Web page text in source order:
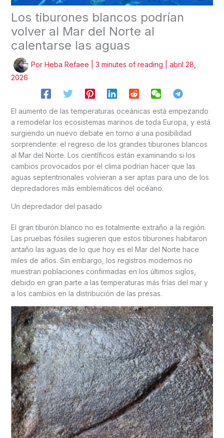
Los tiburones blancos podrían
volver al Mar del Norte al
calentarse las aguas
Por Heba Refaee 3 minutes of reading
abril 28,
2026
El aumento de las temperaturas oceánicas está empezando
a remodelar los ecosistemas marinos de toda Europa, y está
surgiendo un nuevo debate en torno a una posibilidad
sorprendente: el regreso de los grandes tiburones blancos
al Mar del Norte. Los científicos están examinando si los
cambios provocados por el clima podrían hacer que las
aguas septentrionales volvieran a ser aptas para uno de los
depredadores más emblemáticos del océano.
Un depredador del pasado
El gran tiburón blanco no es totalmente extraño a la región.
Las pruebas fósiles sugieren que estos tiburones habitaron
antaño las aguas de lo que hoy es el Mar del Norte hace
miles de años. Sin embargo, los registros modernos no
muestran poblaciones confirmadas en los últimos siglos,
debido en gran parte a las temperaturas más frías del mar y
a los cambios en la distribución de las presas.